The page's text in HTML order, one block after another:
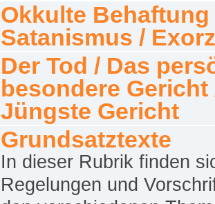
Okkulte Behaftung
Satanismus /
Der Tod / Das
besondere Gericht
Jüngste Gericht
Grundsatztexte
In dieser Rubrik finden
Regelungen und